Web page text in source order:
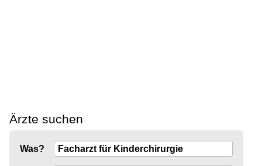
Ärzte suchen
Was?